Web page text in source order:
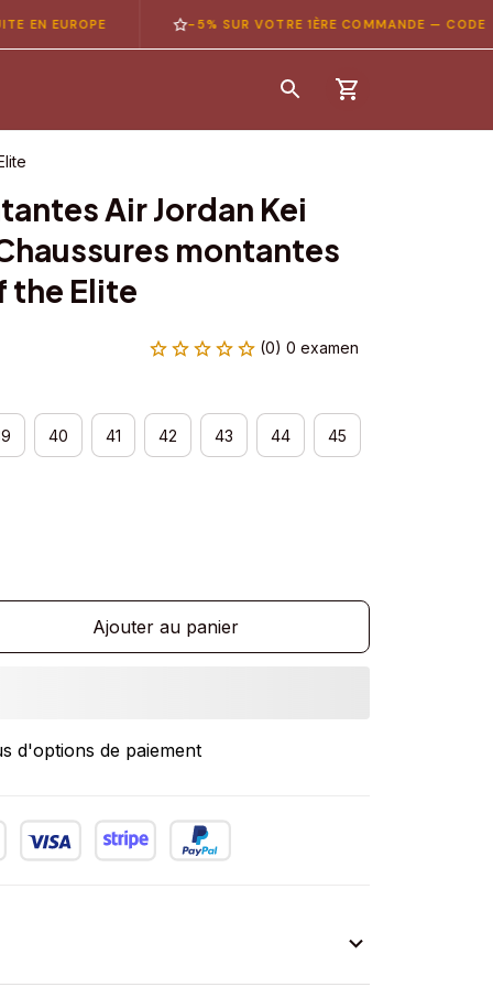
-5% SUR VOTRE 1ÈRE COMMANDE — CODE
Air Jordan Kei
montantes
the Elite
(0) 0 examen
40 41 42 43 44 45
Ajouter au panier
d'options de paiement